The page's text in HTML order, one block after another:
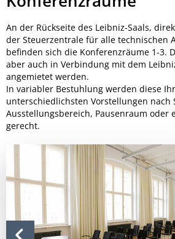
An der Rückseite des Leibniz-Saals,
der Steuerzentrale für alle technischen
befinden sich die Konferenzräume 1-3.
aber auch in Verbindung mit dem
angemietet werden.
In variabler Bestuhlung werden diese
unterschiedlichsten Vorstellungen nach
Ausstellungsbereich, Pausenraum oder
gerecht.